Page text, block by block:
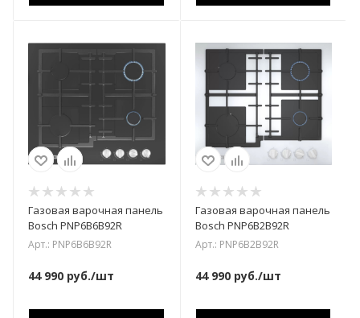
Газовая варочная панель
Bosch PNP6B6B92R
Арт.: PNP6B6B92R
44 990 руб./шт
Газовая варочная панель
Bosch PNP6B2B92R
Арт.: PNP6B2B92R
44 990руб./шт